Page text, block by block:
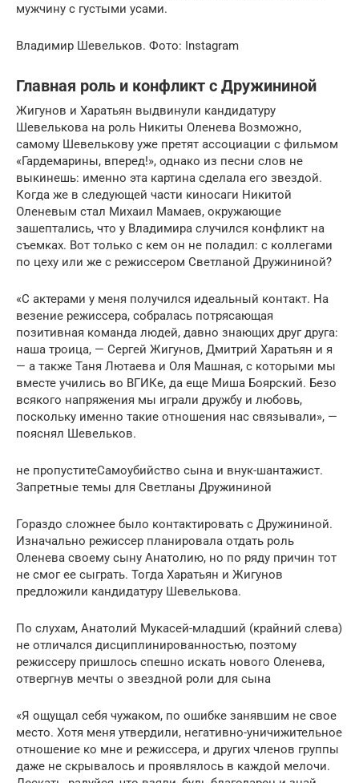
мужчину с густыми усами.
Владимир Шевельков. Фото: Instagram
Главная роль и конфликт с Дружининой
Жигунов и Харатьян выдвинули кандидатуру
Шевелькова на роль Никиты Оленева Возможно,
самому Шевелькову уже претят ассоциации с фильмом
«Гардемарины, вперед!», однако из песни слов не
выкинешь: именно эта картина сделала его звездой.
Когда же в следующей части киносаги Никитой
Оленевым стал Михаил Мамаев, окружающие
зашептались, что у Владимира случился конфликт на
съемках. Вот только с кем он не поладил: с коллегами
по цеху или же с режиссером Светланой Дружининой?
«С актерами у меня получился идеальный контакт. На
везение режиссера, собралась потрясающая
позитивная команда людей, давно знающих друг друга:
наша троица, — Сергей Жигунов, Дмитрий Харатьян и я
— а также Таня Лютаева и Оля Машная, с которыми мы
вместе учились во ВГИКе, да еще Миша Боярский. Безо
всякого напряжения мы играли дружбу и любовь,
поскольку именно такие отношения нас связывали», —
пояснял Шевельков.
не пропуститеСамоубийство сына и внук-шантажист.
Запретные темы для Светланы Дружининой
Гораздо сложнее было контактировать с Дружининой.
Изначально режиссер планировала отдать роль
Оленева своему сыну Анатолию, но по ряду причин тот
не смог ее сыграть. Тогда Харатьян и Жигунов
предложили кандидатуру Шевелькова.
По слухам, Анатолий Мукасей-младший (крайний слева)
не отличался дисциплинированностью, поэтому
режиссеру пришлось спешно искать нового Оленева,
отвергнув мечты о звездной роли для сына
«Я ощущал себя чужаком, по ошибке занявшим не свое
место. Хотя меня утвердили, негативно-уничижительное
отношение ко мне и режиссера, и других членов группы
даже не скрывалось и проявлялось в каждой мелочи.